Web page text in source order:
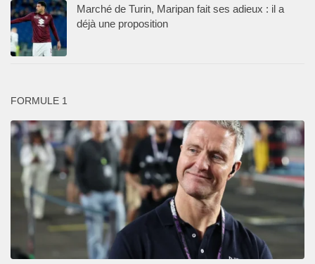
Marché de Turin, Maripan fait ses adieux : il a
déjà une proposition
FORMULE 1